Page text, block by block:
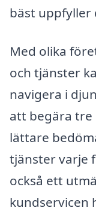
bäst uppfyller
Med olika
och tjänster
navigera i
att begära tre
lättare
tjänster varje
också ett
kundservicen